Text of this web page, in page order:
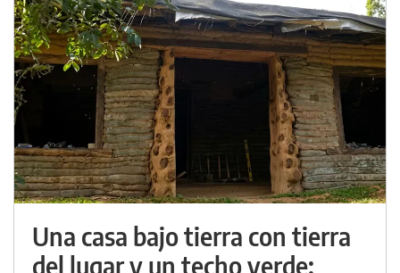
Una casa bajo tierra con tierra
del lugar y un techo verde: